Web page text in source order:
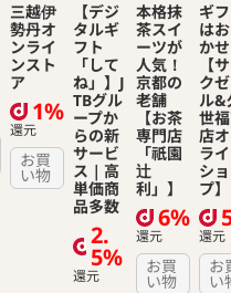
三越伊
勢丹オ
ンライ
ンスト
ア
1%
還元
お買
い物
【デジ
タルギ
フト
「して
ね」】J
TBグル
ープか
らの新
サービ
ス｜高
単価商
品多数
2.
5%
還元
本格抹
茶スイ
ーツが
人気！
京都の
老舗
【お茶
専門店
「祇園
辻
利」】
6%
還元
お買
い物
ギ
は
か
【
ク
ル&
世
店
ラ
シ
プ】
還元
お
い